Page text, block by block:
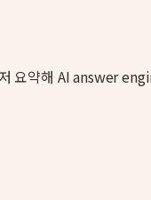
요약해 AI answer